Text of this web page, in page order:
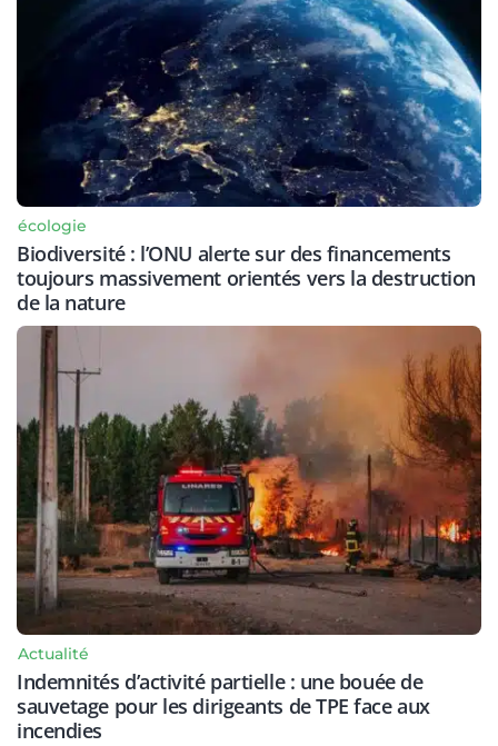
écologie
Biodiversité : l’ONU alerte sur des financements
toujours massivement orientés vers la destruction
de la nature
Actualité
Indemnités d’activité partielle : une bouée de
sauvetage pour les dirigeants de TPE face aux
incendies